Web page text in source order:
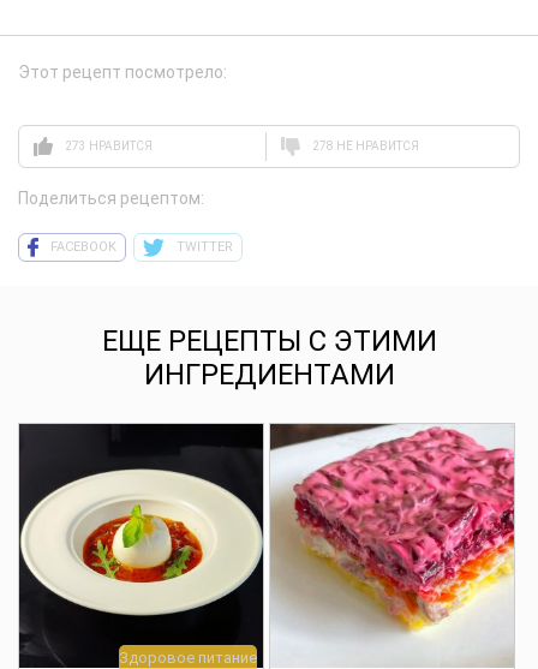
Этот рецепт посмотрело:
273 НРАВИТСЯ 278 НЕ НРАВИТСЯ
Поделиться рецептом:
FACEBOOK TWITTER
ЕЩЕ РЕЦЕПТЫ С ЭТИМИ
ИНГРЕДИЕНТАМИ
Здоровое питание